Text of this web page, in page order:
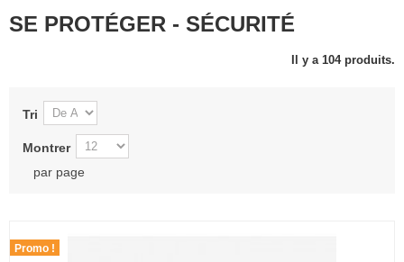
SE PROTÉGER - SÉCURITÉ
Il y a 104 produits.
Tri
Montrer
par page
Promo !